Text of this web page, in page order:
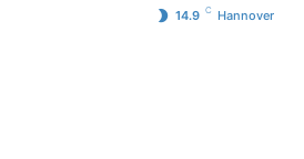
14.9 C Hannover